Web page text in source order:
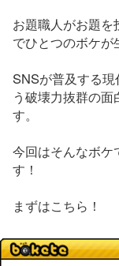
お題職人がお題を
でひとつのボケが
SNSが普及する
う破壊力抜群の
す。
今回はそんなボケ
す！
まずはこちら！